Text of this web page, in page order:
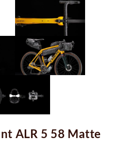
ALR 5 58 Matte